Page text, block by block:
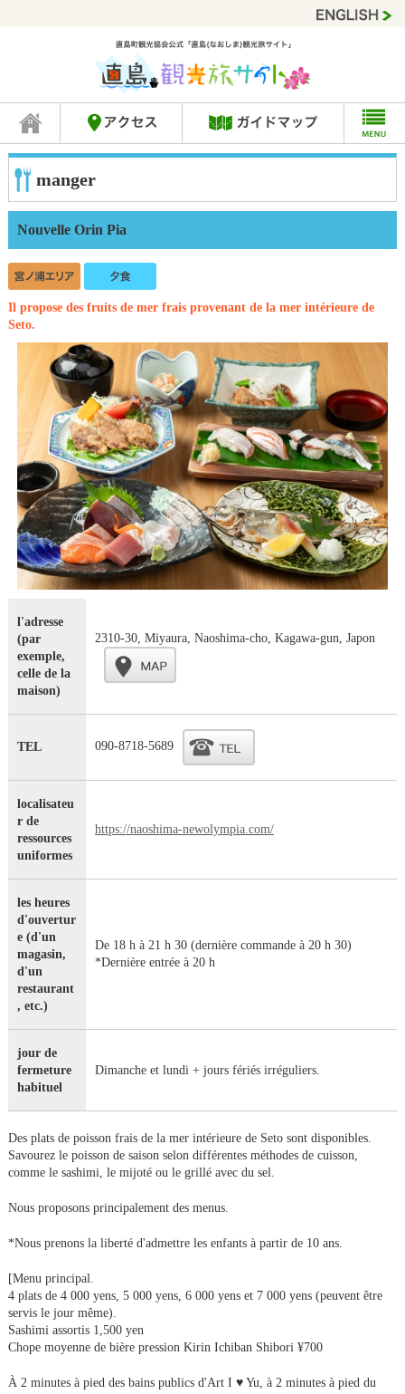
manger
Nouvelle Orin Pia
Il propose des fruits de mer frais provenant de la mer intérieure de
Seto.
l'adresse
(par
exemple,
celle de la
maison)
2310-30, Miyaura, Naoshima-cho, Kagawa-gun, Japon
TEL 090-8718-5689
localisateu
r de
ressources
uniformes
https://naoshima-newolympia.com/
les heures
d'ouvertur
e (d'un
magasin,
d'un
restaurant
, etc.)
De 18 h à 21 h 30 (dernière commande à 20 h 30)
*Dernière entrée à 20 h
jour de
fermeture
habituel
Dimanche et lundi + jours fériés irréguliers.
Des plats de poisson frais de la mer intérieure de Seto sont disponibles.
Savourez le poisson de saison selon différentes méthodes de cuisson,
comme le sashimi, le mijoté ou le grillé avec du sel.
Nous proposons principalement des menus.
*Nous prenons la liberté d'admettre les enfants à partir de 10 ans.
[Menu principal.
4 plats de 4 000 yens, 5 000 yens, 6 000 yens et 7 000 yens (peuvent être
servis le jour même).
Sashimi assortis 1,500 yen
Chope moyenne de bière pression Kirin Ichiban Shibori ¥700
À 2 minutes à pied des bains publics d'Art I ♥ Yu, à 2 minutes à pied du